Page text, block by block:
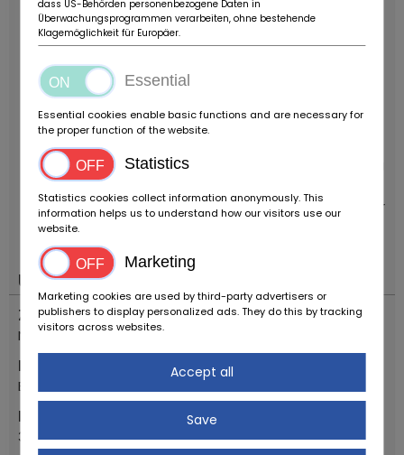
Baureihe. Die Kombination aus kraftvollem V12-
Motor, klassischem Design und offener Roadster-
Karosserie macht dieses Fahrzeug zu einem
gesuchten Sammlerstück mit hohem
Wertsteigerungspotenzial.
Type Serie 3 Roadster mit V12-Motor, in
originalgetreuem Zustand, technisch überarbeitet
und mit solider Dokumentation ein ideales Fahrzeug
für Kenner und Sammler.
GEWÄHR, Änderungen, Zwischenverkauf und Irrtümer
vorbehalten!
Umístění
Země
Německo
Místo
Bovenden
PSČ
37120
dass US-Behörden personenbezogene Daten in
Überwachungsprogrammen verarbeiten, ohne bestehende
Klagemöglichkeit für Europäer.
Essential
Essential cookies enable basic functions and are necessary for
the proper function of the website.
Statistics
Statistics cookies collect information anonymously. This
information helps us to understand how our visitors use our
website.
Marketing
Marketing cookies are used by third-party advertisers or
publishers to display personalized ads. They do this by tracking
visitors across websites.
Accept all
Save